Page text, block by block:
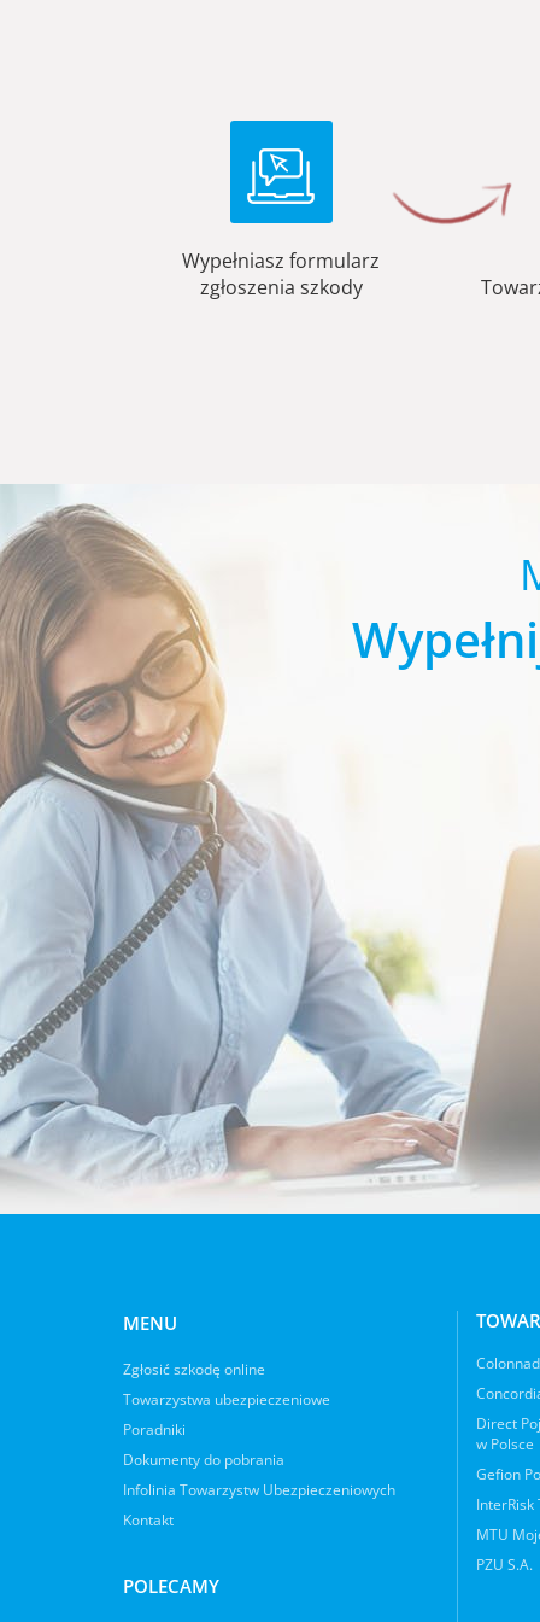
Wypełniasz formularz
zgłoszenia szkody
MENU
Zgłosić szkodę online
Towarzystwa ubezpieczeniowe
Poradniki
Dokumenty do pobrania
Infolinia Towarzystw Ubezpieczeniowych
Kontakt
POLECAMY
Direct
w Polsce
Gefion
InterRisk
MTU
PZU S.A.